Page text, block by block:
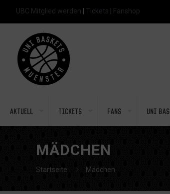
UBC Mitglied werden Tickets Fanshop
Aktuell Tickets Fans Uni
MÄDCHEN
Startseite Mädchen